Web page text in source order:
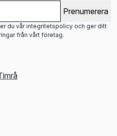
Prenumerera
du vår integritetspolicy och ger ditt
från vårt företag.